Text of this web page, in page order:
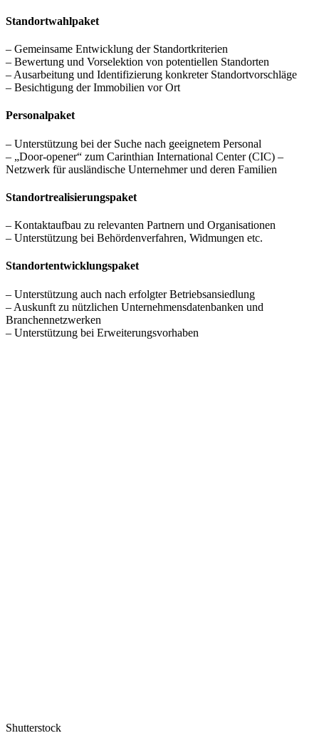
Standortwahlpaket
– Gemeinsame Entwicklung der Standortkriterien
– Bewertung und Vorselektion von potentiellen Standorten
– Ausarbeitung und Identifizierung konkreter Standortvorschläge
– Besichtigung der Immobilien vor Ort
Personalpaket
– Unterstützung bei der Suche nach geeignetem Personal
– „Door-opener“ zum Carinthian International Center (CIC) –
Netzwerk für ausländische Unternehmer und deren Familien
Standortrealisierungspaket
– Kontaktaufbau zu relevanten Partnern und Organisationen
– Unterstützung bei Behördenverfahren, Widmungen etc.
Standortentwicklungspaket
– Unterstützung auch nach erfolgter Betriebsansiedlung
– Auskunft zu nützlichen Unternehmensdatenbanken und
Branchennetzwerken
– Unterstützung bei Erweiterungsvorhaben
Shutterstock